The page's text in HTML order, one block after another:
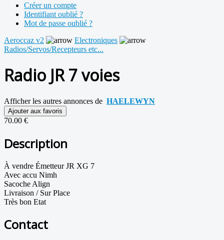
Créer un compte
Identifiant oublié ?
Mot de passe oublié ?
Aeroccaz v2
Electroniques
Radios/Servos/Recepteurs etc...
Radio JR 7 voies
Afficher les autres annonces de HAELEWYN
Ajouter aux favoris
70.00 €
Description
À vendre Émetteur JR XG 7
Avec accu Nimh
Sacoche Align
Livraison / Sur Place
Très bon Etat
Contact